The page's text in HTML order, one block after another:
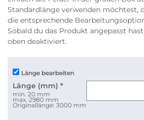
Standardlänge verwenden möchtest,
die entsprechende
Sobald du das Produkt angepasst
oben deaktiviert.
Länge bearbeiten
Länge (mm) *
min. 20 mm
max. 2980 mm
Originallänge: 3000 mm